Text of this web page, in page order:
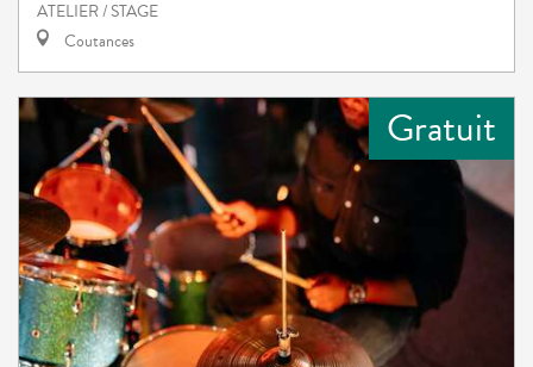
ATELIER / STAGE
Coutances
Gratuit